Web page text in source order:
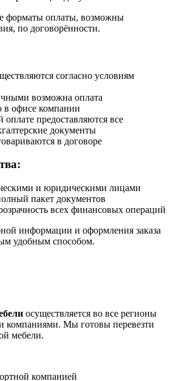
форматы оплаты, возможны
по договорённости.
согласно условиям
возможна оплата
в офисе компании
предоставляются все
документы
в договоре
и юридическими лицами
пакет документов
всех финансовых операций
информации и оформления заказа
удобным способом.
осуществляется во все регионы
компаниями. Мы готовы перевезти
мебели.
компанией